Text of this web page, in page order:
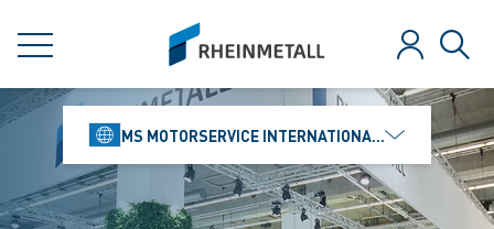
MENÚ
siteLogo
Iniciar
MS MOTORSERVICE INTERNATIONAL GMBH